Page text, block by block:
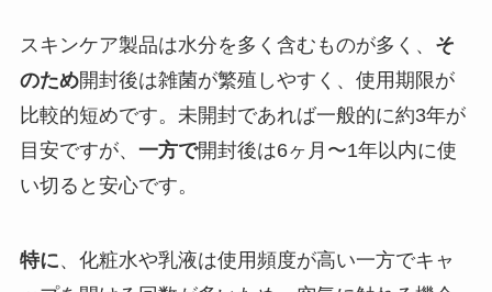
スキンケア製品は水分を多く含むものが多く、 そ
のため開封後は雑菌が繁殖しやすく、使用期限が
比較的短めです。未開封であれば一般的に約3年が
目安ですが、 一方で開封後は6ヶ月〜1年以内に使
い切ると安心です。
特に、化粧水や乳液は使用頻度が高い一方でキャ